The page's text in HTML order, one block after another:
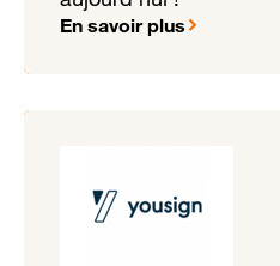
En savoir plus